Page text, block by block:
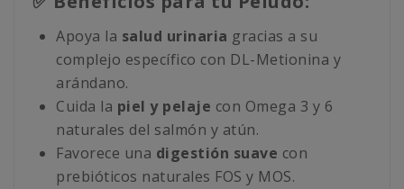
Apoya la salud urinaria gracias a su
complejo específico con DL-Metionina y
arándano.
Cuida la piel y pelaje con Omega 3 y 6
naturales del salmón y atún.
Favorece una digestión suave con
prebióticos naturales FOS y MOS.